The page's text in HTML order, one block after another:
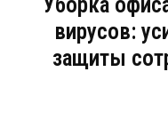
Уборка
вирусов:
защиты